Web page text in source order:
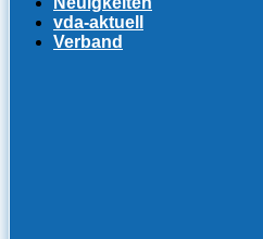
vda-aktuell
Verband